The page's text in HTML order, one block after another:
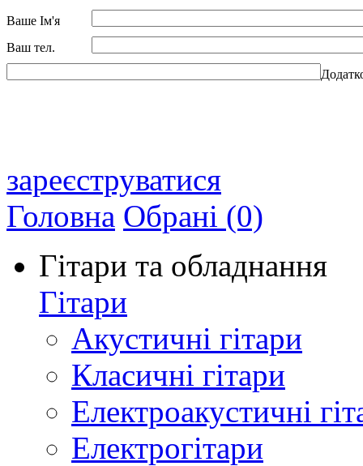
Ваше Ім'я
Ваш тел.
зареєструватися
Головна Обрані (0)
Гітари та обладнання
Гітари
Акустичні гітари
Класичні гітари
Електроакустичні
Електрогітари